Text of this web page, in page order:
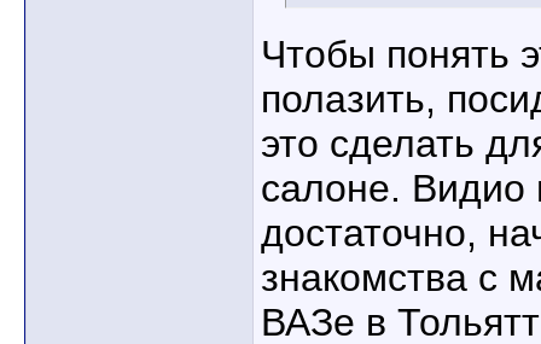
Чтобы понять
полазить,
это сделать
салоне. Видио
достаточно,
знакомства с
ВАЗе в